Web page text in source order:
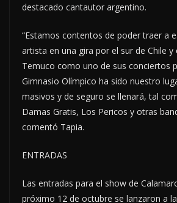
destacado cantautor argentino.
“Estamos contentos de poder traer a
artista en una gira por el sur de Chile y
Temuco como uno de sus conciertos
Gimnasio Olímpico ha sido nuestro
masivos y de seguro se llenará, tal
Damas Gratis, Los Pericos y otras
comentó Tapia.
ENTRADAS
Las entradas para el show de
próximo 12 de octubre se lanzaron a